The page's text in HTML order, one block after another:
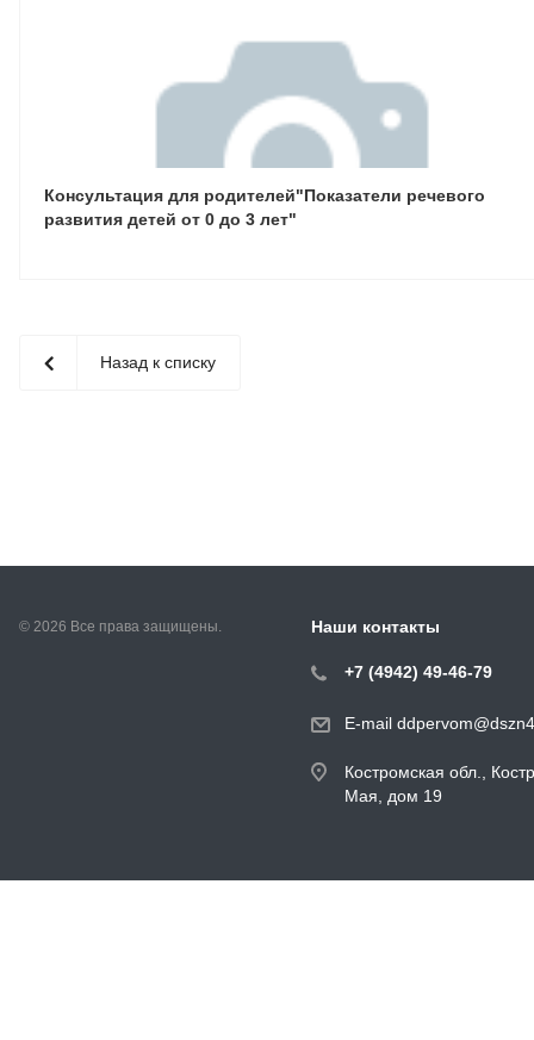
Консультация для родителей"Показатели речевого
развития детей от 0 до 3 лет"
Назад к списку
© 2026 Все права защищены. Наши контакты
+7 (4942) 49-46-79
E-mail
Костромская обл.,
Мая, дом 19